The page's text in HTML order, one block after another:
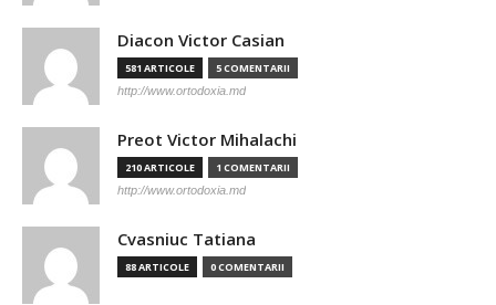
Diacon Victor Casian
581 ARTICOLE 5 COMENTARII
http://www.ortodoxia.md
Preot Victor Mihalachi
210 ARTICOLE 1 COMENTARII
http://www.ortodoxia.md
Cvasniuc Tatiana
88 ARTICOLE 0 COMENTARII